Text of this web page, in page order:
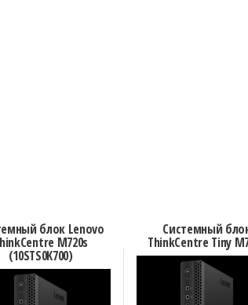
блок Lenovo
M720s
(10STS0K700)
Системный
ThinkCentre Tiny